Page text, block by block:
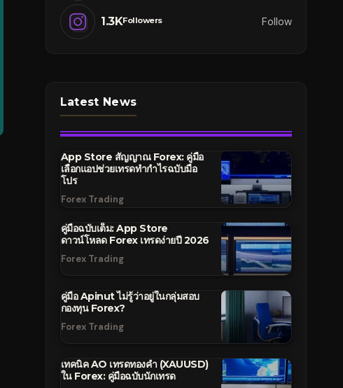
1.3KFollowers Follow
Latest News
App Store สัญญาณ Forex: คู่มือ
เลือกแอปช่วยเทรดทำกำไรฉบับมือ
โปร
Forex Trading
คู่มือฉบับเต็ม: App Store
ดาวน์โหลด Forex เทรดง่ายปี 2026
Forex Trading
คู่มือ Apinut ไม่รู้ว่าอยู่ในกลุ่มสอบ
กองทุน Forex?
Forex Trading
เทคนิค AO เทรดทองคำ (XAUUSD)
ใน Forex: คู่มือฉบับนักเทรด